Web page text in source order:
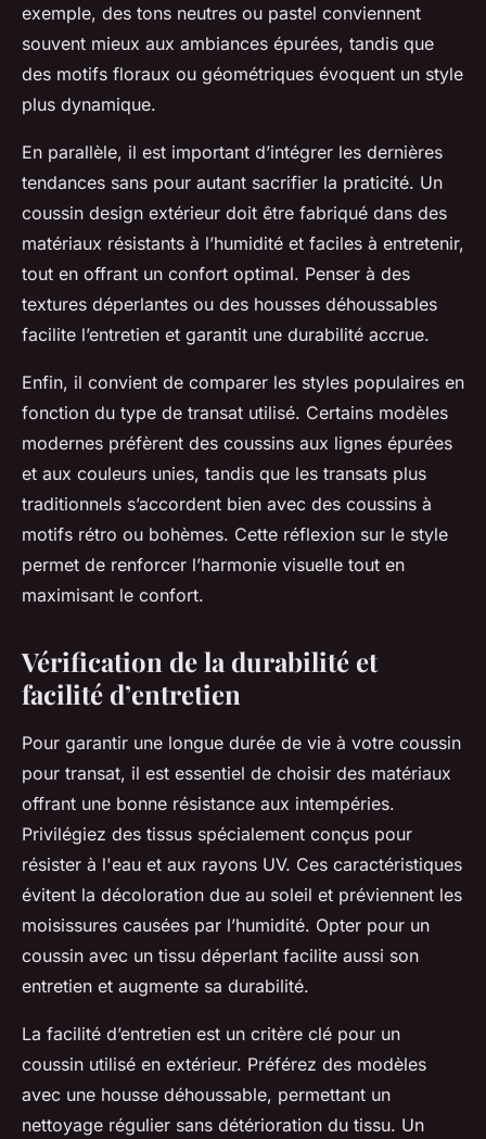
exemple, des tons neutres ou pastel conviennent
souvent mieux aux ambiances épurées, tandis que
des motifs floraux ou géométriques évoquent un style
plus dynamique.
En parallèle, il est important d’intégrer les dernières
tendances sans pour autant sacrifier la praticité. Un
coussin design extérieur doit être fabriqué dans des
matériaux résistants à l’humidité et faciles à entretenir,
tout en offrant un confort optimal. Penser à des
textures déperlantes ou des housses déhoussables
facilite l’entretien et garantit une durabilité accrue.
Enfin, il convient de comparer les styles populaires en
fonction du type de transat utilisé. Certains modèles
modernes préfèrent des coussins aux lignes épurées
et aux couleurs unies, tandis que les transats plus
traditionnels s’accordent bien avec des coussins à
motifs rétro ou bohèmes. Cette réflexion sur le style
permet de renforcer l’harmonie visuelle tout en
maximisant le confort.
Vérification de la durabilité et
facilité d’entretien
Pour garantir une longue durée de vie à votre coussin
pour transat, il est essentiel de choisir des matériaux
offrant une bonne résistance aux intempéries.
Privilégiez des tissus spécialement conçus pour
résister à l'eau et aux rayons UV. Ces caractéristiques
évitent la décoloration due au soleil et préviennent les
moisissures causées par l’humidité. Opter pour un
coussin avec un tissu déperlant facilite aussi son
entretien et augmente sa durabilité.
La facilité d’entretien est un critère clé pour un
coussin utilisé en extérieur. Préférez des modèles
avec une housse déhoussable, permettant un
nettoyage régulier sans détérioration du tissu. Un